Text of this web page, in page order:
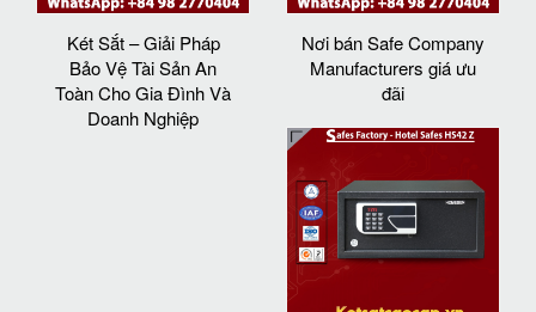
Két Sắt – Giải Pháp
Bảo Vệ Tài Sản An
Toàn Cho Gia Đình Và
Doanh Nghiệp
Nơi bán Safe Company
Manufacturers giá ưu
đãi